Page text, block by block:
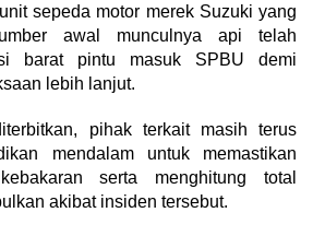
sepeda motor merek Suzuki yang
awal munculnya api telah
barat pintu masuk SPBU demi
lebih lanjut.
pihak terkait masih terus
mendalam untuk memastikan
serta menghitung total
akibat insiden tersebut.